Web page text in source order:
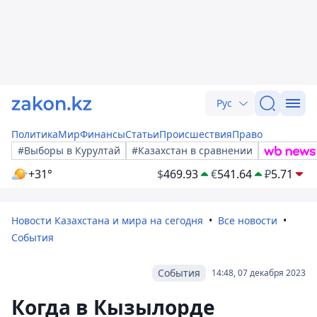
Рус
ПолитикаМирФинансыСтатьиПроисшествияПраво
#Выборы в Курултай
#Казахстан в сравнении
+31° $469.93 €541.64 ₽5.71
Новости Казахстана и мира на сегодня
Все новости
События
14:48, 07 декабря 2023
События
Когда в Кызылорде